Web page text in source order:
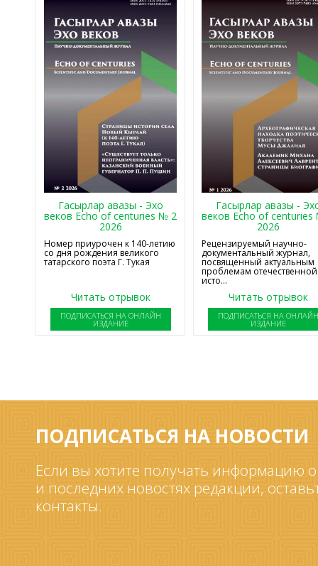
Гасырлар авазы - Эхо
веков Echo of centuries № 2
2026
Номер приурочен к 140-летию
со дня рождения великого
татарского поэта Г. Тукая
Читать отрывок
ПОДПИСАТЬСЯ НА ОНЛАЙН
ИЗДАНИЕ
Гасырлар авазы -
веков Echo of
2026
Рецензируемый научно-
документальный журнал,
посвященный актуальным
проблемам отечественной
исто...
Читать отрывок
ПОДПИСАТЬСЯ НА
ИЗДАНИЕ
ПОДПИСАТЬСЯ НА НОВОСТИ
Если вы хотите получать информацию
и последних новостях редакции,
контакты.